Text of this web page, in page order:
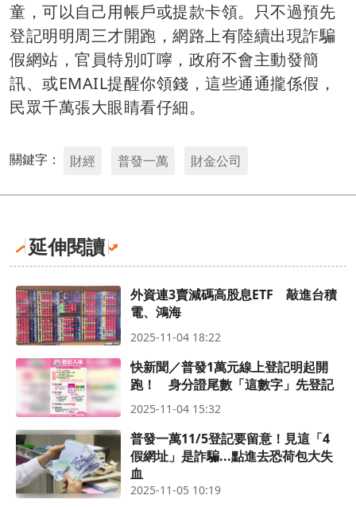
童，可以自己用帳戶或提款卡領。只不過預先
登記明明周三才開跑，網路上有陸續出現詐騙
假網站，官員特別叮嚀，政府不會主動發簡
訊、或EMAIL提醒你領錢，這些通通攏係假，
民眾千萬張大眼睛看仔細。
關鍵字： 財經 普發一萬 財金公司
延伸閱讀
外資連3賣減碼高股息ETF 敲進台積
電、鴻海
2025-11-04 18:22
快新聞／普發1萬元線上登記明起開
跑！ 身分證尾數「這數字」先登記
2025-11-04 15:32
普發一萬11/5登記要留意！見這「4
假網址」是詐騙...點進去恐荷包大失
血
2025-11-05 10:19